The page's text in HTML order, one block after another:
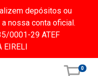
depósitos ou
nossa conta oficial.
0001-29 ATEF
EIRELI
0